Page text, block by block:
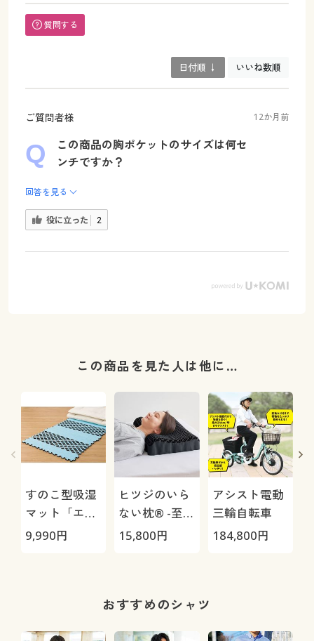
質問する
日付順 ↓ いいね数順
ご質問者様 12か月前
この商品の胸ポケットのサイズは何セ
ンチですか？
回答を見る
役に立った 2
この商品を見た人は他に…
すのこ型吸湿
マット「エア
ージョブ®」
9,990円
ヒツジのいら
ない枕® -至
極-
15,800円
アシスト電動
三輪自転車
184,800円
おすすめのシャツ